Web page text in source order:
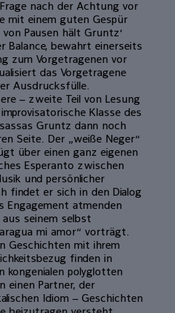
nach der Achtung vor
mit einem guten Gespür
Pausen hält Gruntz‘
Balance, bewahrt einerseits
zum Vorgetragenen vor
das Vorgetragene
Ausdrucksfülle.
– zweite Teil von Lesung
Klasse des
Gruntz dann noch
Seite. Der „weiße Neger“
über einen ganz eigenen
Esperanto zwischen
und persönlicher
findet er sich in den Dialog
Engagement atmenden
seinem selbst
mi amor“ vorträgt.
Geschichten mit ihrem
finden in
kongenialen polyglotten
einen Partner, der
Idiom – Geschichten